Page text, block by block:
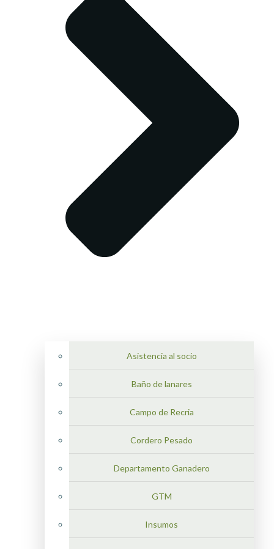
Asistencia al socio
Baño de lanares
Campo de Recria
Cordero Pesado
Departamento Ganadero
GTM
Insumos